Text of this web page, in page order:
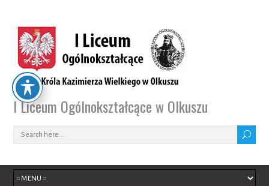
I Liceum Ogólnokształcące w Olkuszu